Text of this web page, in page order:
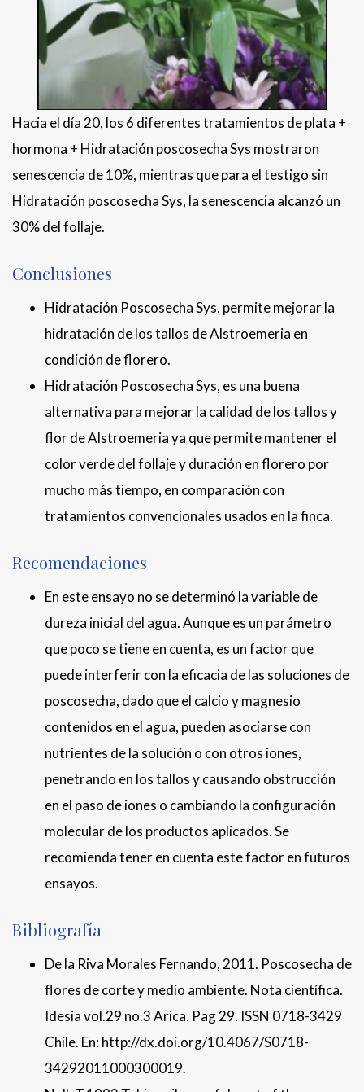
Hacia el día 20, los 6 diferentes tratamientos de plata +
hormona + Hidratación poscosecha Sys mostraron
senescencia de 10%, mientras que para el testigo sin
Hidratación poscosecha Sys, la senescencia alcanzó un
30% del follaje.
Conclusiones
Hidratación Poscosecha Sys, permite mejorar la
hidratación de los tallos de Alstroemeria en
condición de florero.
Hidratación Poscosecha Sys, es una buena
alternativa para mejorar la calidad de los tallos y
flor de Alstroemeria ya que permite mantener el
color verde del follaje y duración en florero por
mucho más tiempo, en comparación con
tratamientos convencionales usados en la finca.
Recomendaciones
En este ensayo no se determinó la variable de
dureza inicial del agua. Aunque es un parámetro
que poco se tiene en cuenta, es un factor que
puede interferir con la eficacia de las soluciones de
poscosecha, dado que el calcio y magnesio
contenidos en el agua, pueden asociarse con
nutrientes de la solución o con otros iones,
penetrando en los tallos y causando obstrucción
en el paso de iones o cambiando la configuración
molecular de los productos aplicados. Se
recomienda tener en cuenta este factor en futuros
ensayos.
Bibliografía
De la Riva Morales Fernando, 2011. Poscosecha de
flores de corte y medio ambiente. Nota científica.
Idesia vol.29 no.3 Arica. Pag 29. ISSN 0718-3429
Chile. En: http://dx.doi.org/10.4067/S0718-
34292011000300019.